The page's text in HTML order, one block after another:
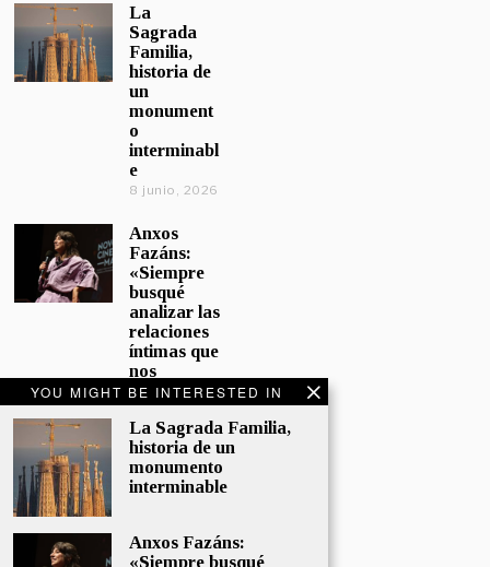
YOU MIGHT BE INTERESTED IN
La Sagrada Familia,
historia de un
monumento
interminable
Anxos Fazáns:
«Siempre busqué
La
Sagrada
Familia,
historia de
un
monument
o
interminabl
e
8 junio, 2026
Anxos
Fazáns:
«Siempre
busqué
analizar las
relaciones
íntimas que
nos
afectan»
El hijo de la
cómica, el
homenaje
Sacristán a
Fernán